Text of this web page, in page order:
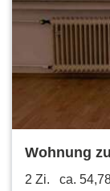
Wohnung
54.78 m²
2 Zi. ca.